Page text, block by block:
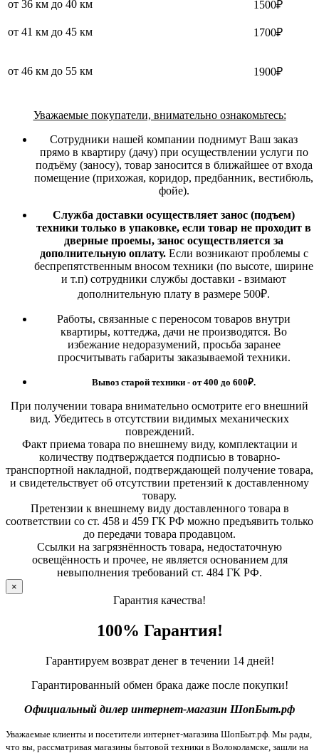
от 36 км до 40 км 1500₽
от 41 км до 45 км 1700₽
от 46 км до 55 км 1900₽
Уважаемые покупатели, внимательно ознакомьтесь:
Сотрудники нашей компании поднимут Ваш заказ
прямо в квартиру (дачу) при осуществлении услуги по
подъёму (заносу), товар заносится в ближайшее от входа
помещение (прихожая, коридор, предбанник, вестибюль,
фойе).
Служба доставки осуществляет занос (подъем)
техники только в упаковке, если товар не проходит в
дверные проемы, занос осуществляется за
дополнительную оплату. Если возникают проблемы с
беспрепятственным вносом техники (по высоте, ширине
и т.п) сотрудники службы доставки - взимают
дополнительную плату в размере 500₽.
Работы, связанные с переносом товаров внутри
квартиры, коттеджа, дачи не производятся. Во
избежание недоразумений, просьба заранее
просчитывать габариты заказываемой техники.
Вывоз старой техники - от 400 до 600₽.
При получении товара внимательно осмотрите его внешний
вид. Убедитесь в отсутствии видимых механических
повреждений.
Факт приема товара по внешнему виду, комплектации и
количеству подтверждается подписью в товарно-
транспортной накладной, подтверждающей получение товара,
и свидетельствует об отсутствии претензий к доставленному
товару.
Претензии к внешнему виду доставленного товара в
соответствии со ст. 458 и 459 ГК РФ можно предъявить только
до передачи товара продавцом.
Ссылки на загрязнённость товара, недостаточную
освещённость и прочее, не является основанием для
невыполнения требований ст. 484 ГК РФ.
×
Гарантия качества!
100% Гарантия!
Гарантируем возврат денег в течении 14 дней!
Гарантированный обмен брака даже после покупки!
Официальный дилер интернет-магазин ШопБыт.рф
Уважаемые клиенты и посетители интернет-магазина ШопБыт.рф. Мы рады,
что вы, рассматривая магазины бытовой техники в Волоколамске, зашли на